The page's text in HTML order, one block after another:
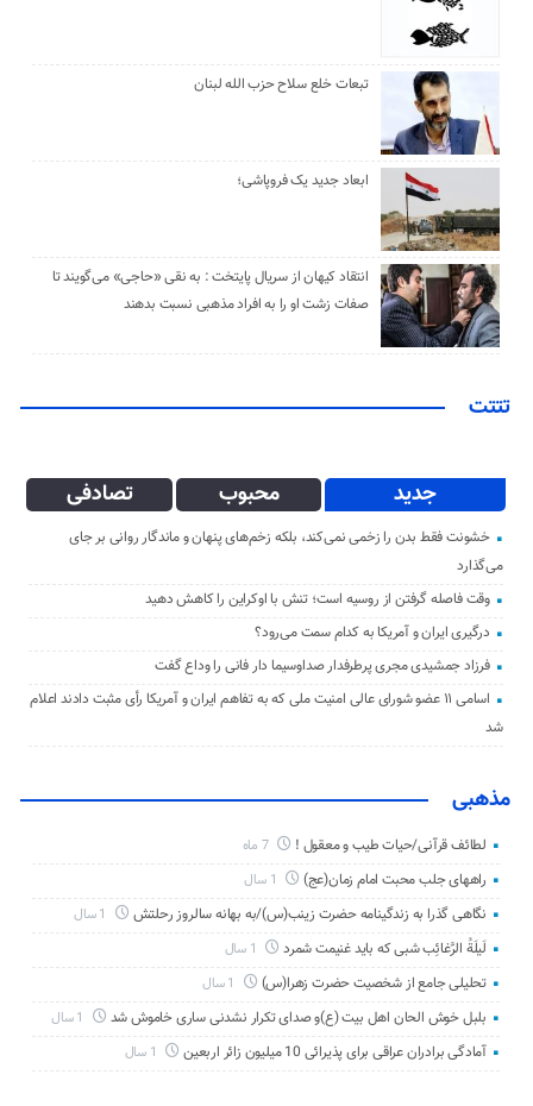
تبعات خلع سلاح حزب الله لبنان
ابعاد جدید یک فروپاشی؛
انتقاد کیهان از سریال پایتخت : به نقی «حاجی» می‌گویند تا
صفات زشت او را به افراد مذهبی نسبت بدهند
تتتت
جدید محبوب تصادفی
خشونت فقط بدن را زخمی نمی‌کند، بلکه زخم‌های پنهان و ماندگار روانی بر جای
می‌گذارد
وقت فاصله گرفتن از روسیه است؛ تنش با اوکراین را کاهش دهید
درگیری ایران و آمریکا به کدام سمت می‌رود؟
فرزاد جمشیدی مجری پرطرفدار صداوسیما دار فانی را وداع گفت
اسامی ۱۱ عضو شورای عالی امنیت ملی که به تفاهم ایران و آمریکا رأی مثبت دادند اعلام
شد
مذهبی
لطائف قرآنی/حیات طیب و معقول ! 7 ماه
راههای جلب محبت امام زمان(عج)
نگاهی گذرا به زندگینامه حضرت زینب(س)/به بهانه سالروز رحلتش
لَیلَةُ الرَّغائِب شبی که باید غنیمت شمرد
تحلیلی جامع از شخصیت حضرت زهرا(س)
بلبل خوش الحان اهل بیت (ع)و صدای تکرار نشدنی ساری خاموش شد
آمادگی برادران عراقی برای پذیرائی 10 میلیون زائر اربعین